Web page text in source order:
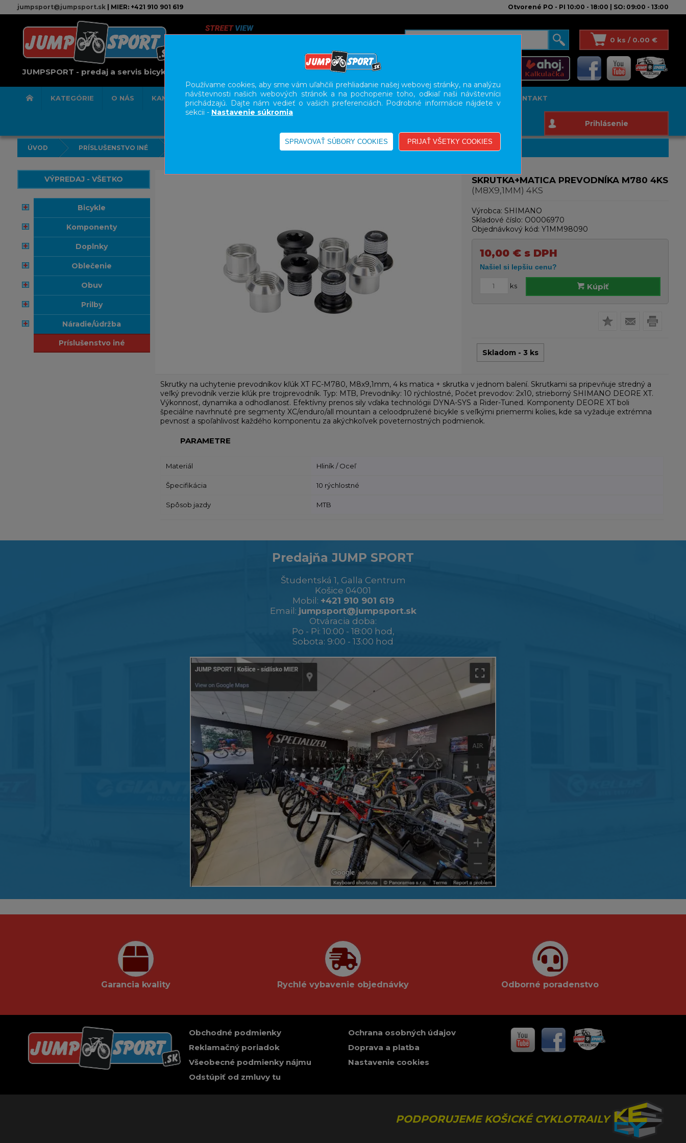
jumpsport@jumpsport.sk| MIER: +421 910 901 619 Otvorené PO - PI 10:00 - 18:00 | SO: 09:00 - 13:00
JUMPSPORT - predaj a servis bicyklov
0 ks / 0.00 €
KATEGÓRIE O NÁS KAMENNÁ PREDAJNA SERVIS SLUŽBY KARIÉRA BODY GEOMETRY FIT STUDIO KONTAKT
Prihlásenie
ÚVOD PRÍSLUŠENSTVO INÉ
VÝPREDAJ - VŠETKO
bicykle
komponenty
doplnky
oblečenie
obuv
prilby
náradie/údržba
príslušenstvo iné
SKRUTKA+MATICA PREVODNÍKA M780 4KS
(M8X9,1MM) 4KS
Výrobca: SHIMANO
Skladové číslo: O0006970
Objednávkový kód: Y1MM98090
10,00 €s DPH
ks Kúpiť
Skladom - 3 ks
Skrutky na uchytenie prevodníkov kľúk XT FC-M780, M8x9,1mm, 4 ks matica + skrutka v jednom balení. Skrutkami sa pripevňuje stredný a
veľký prevodník verzie kľúk pre trojprevodník. Typ: MTB, Prevodníky: 10 rýchlostné, Počet prevodov: 2x10, strieborný SHIMANO DEORE XT.
Výkonnosť, dynamika a odhodlanosť. Efektívny prenos sily vďaka technológii DYNA-SYS a Rider-Tuned. Komponenty DEORE XT boli
špeciálne navrhnuté pre segmenty XC/enduro/all mountain a celoodpružené bicykle s veľkými priemermi kolies, kde sa vyžaduje extrémna
pevnosť a spoľahlivosť každého komponentu za akýchkoľvek poveternostných podmienok.
PARAMETRE
Materiál Hliník / Oceľ
Špecifikácia 10 rýchlostné
Spôsob jazdy MTB
Predajňa JUMP SPORT
Študentská 1, Galla Centrum
Košice 04001
Mobil: +421 910 901 619
Email: jumpsport@jumpsport.sk
Otváracia doba:
Po - Pi: 10:00 - 18:00 hod,
Sobota: 9:00 - 13:00 hod
Garancia kvality Rychlé vybavenie objednávky Odborné poradenstvo
Obchodné podmienky
Reklamačný poriadok
Všeobecné podmienky nájmu
Odstúpiť od zmluvy tu
Ochrana osobných údajov
Doprava a platba
Nastavenie cookies
PODPORUJEME KOŠICKÉ CYKLOTRAILY
Používame cookies, aby sme vám uľahčili prehliadanie našej webovej stránky, na analýzu
návštevnosti našich webových stránok a na pochopenie toho, odkiaľ naši návštevníci
prichádzajú. Dajte nám vedieť o vašich preferenciách. Podrobné informácie nájdete v
sekcii - Nastavenie súkromia